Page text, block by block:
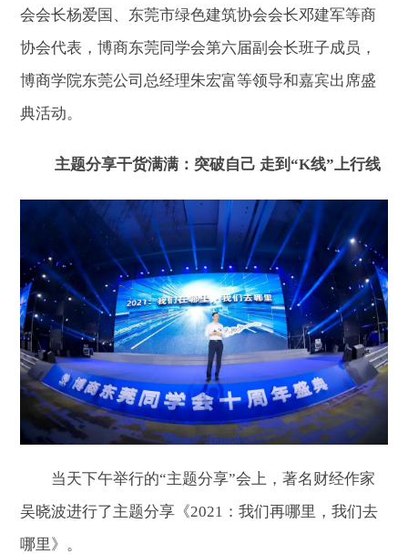
会会长杨爱国、东莞市绿色建筑协会会长邓建军等商
协会代表，博商东莞同学会第六届副会长班子成员，
博商学院东莞公司总经理朱宏富等领导和嘉宾出席盛
典活动。
主题分享干货满满：突破自己 走到“K线”上行线
当天下午举行的“主题分享”会上，著名财经作家
吴晓波进行了主题分享《2021：我们再哪里，我们去
哪里》。